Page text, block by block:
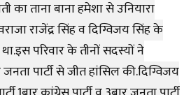
का ताना बाना हमेशा से उनियारा
राजेंद्र सिंह व दिग्विजय सिंह के
परिवार के तीनों सदस्यों ने
पार्टी से जीत हांसिल की.दिग्विजय